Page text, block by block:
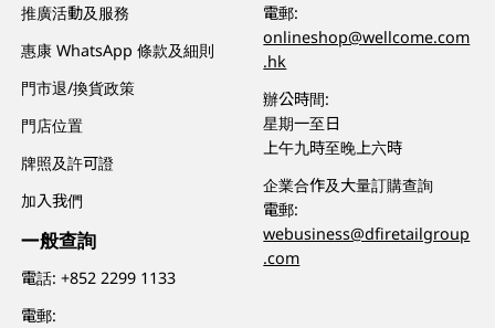
推廣活動及服務
惠康 WhatsApp 條款及細則
門市退/換貨政策
門店位置
牌照及許可證
加入我們
一般查詢
電話:+852 2299 1133
電郵:
電郵:
onlineshop@wellcome.com
.hk
辦公時間:
星期一至日
上午九時至晚上六時
企業合作及大量訂購查詢
電郵:
webusiness@dfiretailgroup
.com